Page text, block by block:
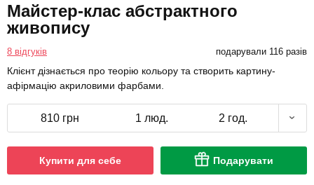
Майстер-клас абстрактного
живопису
8 відгуків подарували 116 разів
Клієнт дізнається про теорію кольору та створить картину-
афірмацію акриловими фарбами.
810 грн 1 люд. 2 год.
Купити для себе Подарувати